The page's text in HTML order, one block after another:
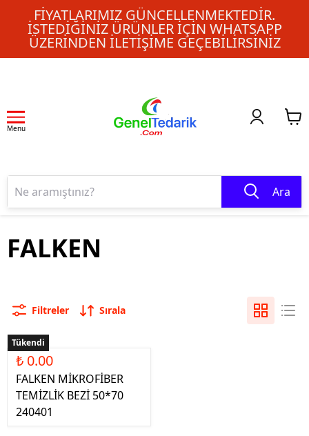
FIYATLARIMIZ GÜNCELLENMEKTEDIR.
İSTEDIĞINIZ ÜRÜNLER IÇIN WHATSAPP
ÜZERINDEN ILETIŞIME GEÇEBILIRSINIZ
Menu
Ara
FALKEN
Filtreler Sırala
Tükendi
₺ 0.00
FALKEN MİKROFİBER
TEMİZLİK BEZİ 50*70
240401